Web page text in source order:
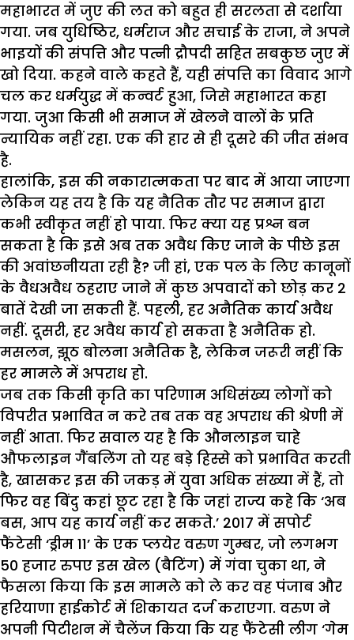
महाभारत में जुए की लत को बहुत ही सरलता से दर्शाया
गया. जब युधिष्ठिर, धर्मराज और सचाई के राजा, ने अपने
भाइयों की संपत्ति और पत्नी द्रौपदी सहित सबकुछ जुए में
खो दिया. कहने वाले कहते हैं, यही संपत्ति का विवाद आगे
चल कर धर्मयुद्ध में कन्वर्ट हुआ, जिसे महाभारत कहा
गया. जुआ किसी भी समाज में खेलने वालों के प्रति
न्यायिक नहीं रहा. एक की हार से ही दूसरे की जीत संभव
है.
हालांकि, इस की नकारात्मकता पर बाद में आया जाएगा
लेकिन यह तय है कि यह नैतिक तौर पर समाज द्वारा
कभी स्वीकृत नहीं हो पाया. फिर क्या यह प्रश्न बन
सकता है कि इसे अब तक अवैध किए जाने के पीछे इस
की अवांछनीयता रही है? जी हां, एक पल के लिए कानूनों
के वैधअवैध ठहराए जाने में कुछ अपवादों को छोड़ कर 2
बातें देखी जा सकती हैं. पहली, हर अनैतिक कार्य अवैध
नहीं. दूसरी, हर अवैध कार्य हो सकता है अनैतिक हो.
मसलन, झूठ बोलना अनैतिक है, लेकिन जरूरी नहीं कि
हर मामले में अपराध हो.
जब तक किसी कृति का परिणाम अधिसंख्य लोगों को
विपरीत प्रभावित न करे तब तक वह अपराध की श्रेणी में
नहीं आता. फिर सवाल यह है कि औनलाइन चाहे
औफलाइन गैंबलिंग तो यह बड़े हिस्से को प्रभावित करती
है, खासकर इस की जकड़ में युवा अधिक संख्या में हैं, तो
फिर वह बिंदु कहां छूट रहा है कि जहां राज्य कहे कि ‘अब
बस, आप यह कार्य नहीं कर सकते.’ 2017 में सपोर्ट
फैंटेसी ‘ड्रीम 11’ के एक प्लयेर वरुण गुम्बर, जो लगभग
50 हजार रुपए इस खेल (बैटिंग) में गंवा चुका था, ने
फैसला किया कि इस मामले को ले कर वह पंजाब और
हरियाणा हाईकोर्ट में शिकायत दर्ज कराएगा. वरुण ने
अपनी पिटीशन में चैलेंज किया कि यह फैंटेसी लीग ‘गेम